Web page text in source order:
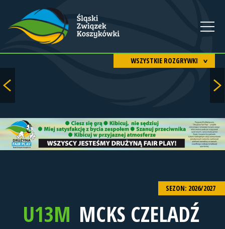
WSZYSTKIE ROZGRYWKI
SEZON: 2026/2027
U13M MCKS CZELADŹ